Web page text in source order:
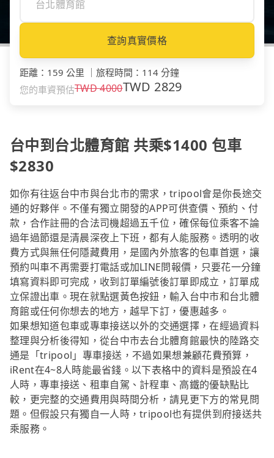
查詢真實價格
距離 ： 159 公里 旅程時間 ： 114 分鐘
您的車資預估TWD4000TWD 2829
台中到台北體育館 共乘$1400 包車
$2830
如你有往返台中市與台北市的需求，tripool會是你長途交
通的好夥伴。不僅有獨立開發的APP可供查價、預約、付
款，合作註冊的合法司機超過五千位，確保每位乘客不論
過年過節還是清晨深夜上下班，都有人能服務。透明的收
費方式與無任何隱藏費用，是國內外旅客的包車首選，讓
預約叫車不再需要打電話或加LINE問報價，只要花一分鐘
填寫資料即可完成，收到訂單編號後訂單即成立，訂單成
立保證出車。現在就點選黃色按鈕，輸入台中市和台北體
育館或任何你想去的地方，越早下訂，優惠越多。
如果想知道包車或專車接送以外的交通選擇，在經過資料
整理與分析後得知，從台中市去台北體育館最快的陸路交
通是「tripool」專車接送，不過如果想兼顧花費預算，
iRent在4~8人時能最省錢。以下表格中的資料是預設在4
人時，專車接送、租車自駕、計程車、高鐵的優缺點比
較，更完整的交通費用與時間分析，請見更下方的常見問
題。但假設只有獨自一人時，tripool也有提供到府接送共
乘服務。